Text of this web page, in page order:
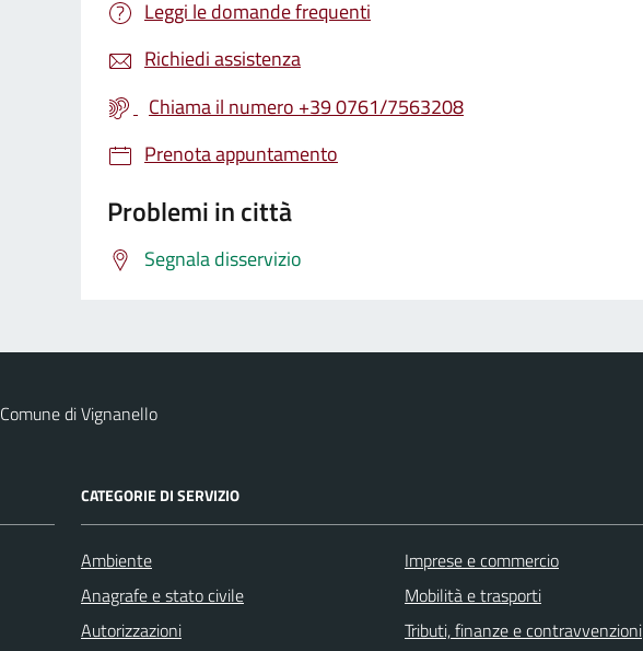
Leggi le domande frequenti
Richiedi assistenza
Chiama il numero +39 0761/7563208
Prenota appuntamento
Problemi in città
Segnala disservizio
Comune di Vignanello
CATEGORIE DI SERVIZIO
Ambiente
Anagrafe e stato civile
Autorizzazioni
Imprese e commercio
Mobilità e trasporti
Tributi, finanze e contravvenzioni